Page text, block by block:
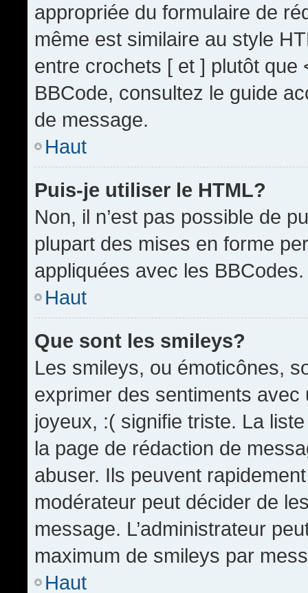
appropriée du formulaire de
même est similaire au style
entre crochets [ et ] plutôt que
BBCode, consultez le guide
de message.
Haut
Puis-je utiliser le HTML?
Non, il n’est pas possible de
plupart des mises en forme
appliquées avec les BBCodes.
Haut
Que sont les smileys?
Les smileys, ou émoticônes,
exprimer des sentiments
joyeux, :( signifie triste. La
la page de rédaction de
abuser. Ils peuvent
modérateur peut décider de
message. L’administrateur
maximum de smileys par
Haut